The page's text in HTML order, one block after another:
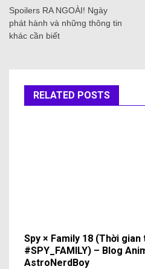
Spoilers RA NGOÀI! Ngày
phát hành và những thông tin
khác cần biết
RELATED POSTS
Spy × Family 18 (Thời gian
#SPY_FAMILY) – Blog
AstroNerdBoy